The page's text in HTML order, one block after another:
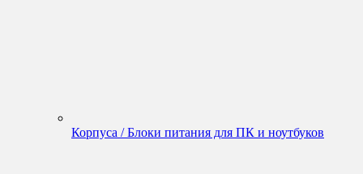
Корпуса / Блоки питания для ПК и ноутбуков